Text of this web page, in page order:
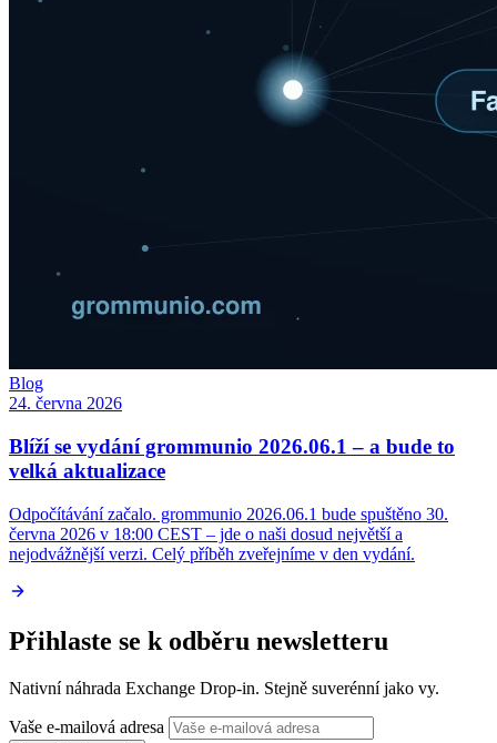
Blog
24. června 2026
Blíží se vydání grommunio 2026.06.1 – a bude to
velká aktualizace
Odpočítávání začalo. grommunio 2026.06.1 bude spuštěno 30.
června 2026 v 18:00 CEST – jde o naši dosud největší a
nejodvážnější verzi. Celý příběh zveřejníme v den vydání.
Přihlaste se k odběru newsletteru
Nativní náhrada Exchange Drop-in. Stejně suverénní jako vy.
Vaše e-mailová adresa